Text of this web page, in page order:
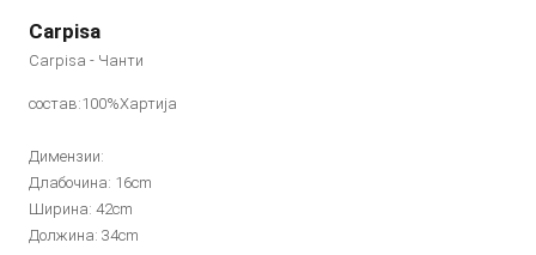
Carpisa
Carpisa - Чанти
состав:100%Хартија
Димензии:
Длабочина: 16cm
Ширина: 42cm
Должина: 34cm